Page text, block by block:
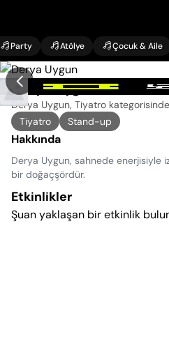
Party Atölye Çocuk & Aile
Derya Uygun
Derya Uygun, Tiyatro kategorisinde
Tiyatro
Stand-up
Hakkında
Derya Uygun, sahnede enerjisiyle
bir doğaçşördür.
Etkinlikler
Şuan yaklaşan bir etkinlik